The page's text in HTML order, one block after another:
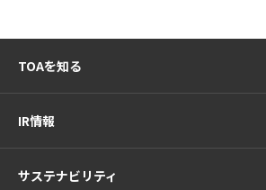
TOAを知る
IR情報
サステナビリティ